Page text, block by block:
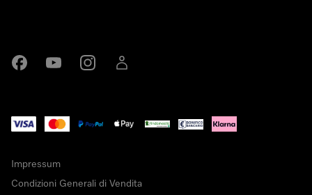
Impressum
Condizioni Generali di Vendita